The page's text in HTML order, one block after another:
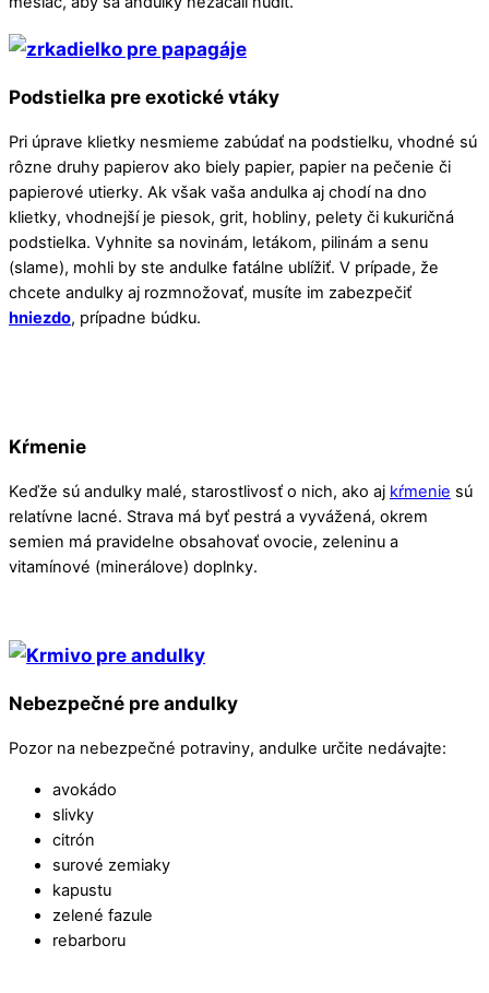
Podstielka pre exotické vtáky
Pri úprave klietky nesmieme zabúdať na podstielku, vhodné sú
rôzne druhy papierov ako biely papier, papier na pečenie či
papierové utierky. Ak však vaša andulka aj chodí na dno
klietky, vhodnejší je piesok, grit, hobliny, pelety či kukuričná
podstielka. Vyhnite sa novinám, letákom, pilinám a senu
(slame), mohli by ste andulke fatálne ublížiť. V prípade, že
chcete andulky aj rozmnožovať, musíte im zabezpečiť
hniezdo, prípadne búdku.
Kŕmenie
Keďže sú andulky malé, starostlivosť o nich, ako aj kŕmenie sú
relatívne lacné. Strava má byť pestrá a vyvážená, okrem
semien má pravidelne obsahovať ovocie, zeleninu a
vitamínové (minerálove) doplnky.
Nebezpečné pre andulky
Pozor na nebezpečné potraviny, andulke určite nedávajte:
avokádo
slivky
citrón
surové zemiaky
kapustu
zelené fazule
rebarboru